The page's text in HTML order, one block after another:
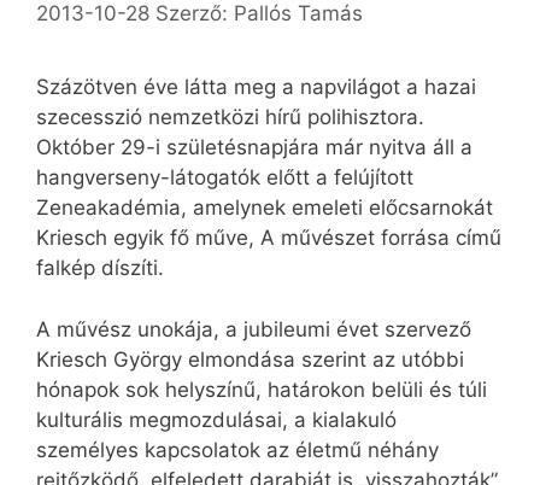
2013-10-28 Szerző: Pallós Tamás
Százötven éve látta meg a napvilágot a hazai
szecesszió nemzetközi hírű polihisztora.
Október 29-i születésnapjára már nyitva áll a
hangverseny-látogatók előtt a felújított
Zeneakadémia, amelynek emeleti előcsarnokát
Kriesch egyik fő műve, A művészet forrása című
falkép díszíti.
A művész unokája, a jubileumi évet szervező
Kriesch György elmondása szerint az utóbbi
hónapok sok helyszínű, határokon belüli és túli
kulturális megmozdulásai, a kialakuló
személyes kapcsolatok az életmű néhány
rejtőzködő, elfeledett darabját is „visszahozták”